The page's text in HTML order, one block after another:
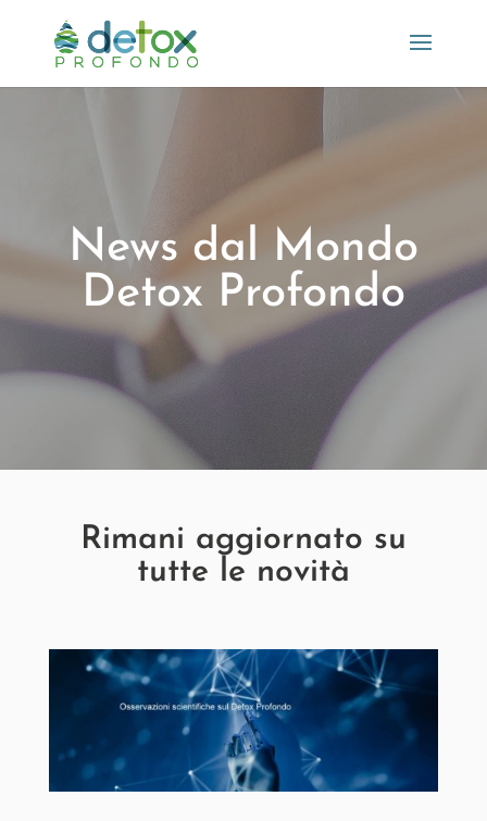
News dal Mondo
Detox Profondo
Rimani aggiornato su
tutte le novità